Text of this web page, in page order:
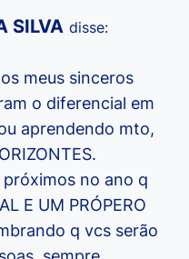
SILVA disse:
meus sinceros
o diferencial em
aprendendo mto,
no ano q
E UM PRÓPERO
q vcs serão